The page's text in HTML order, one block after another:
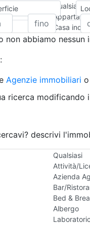
Qualsiasi
Casa
Casa
Rustico/
Camera
Box/
Qualsiasi
Attività/
Azienda
Bar/
Bed &
Albergo
non abbiamo
Agenzie immobiliari
ricerca
descrivi